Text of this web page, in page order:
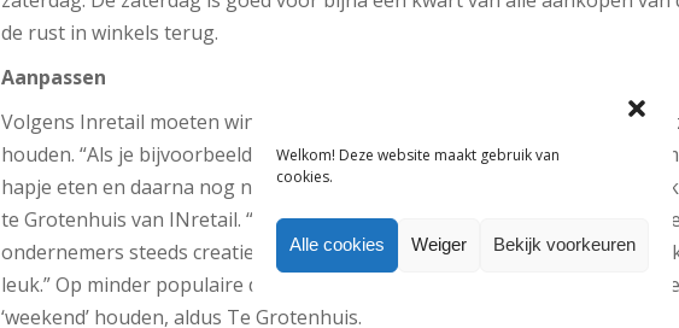
Welkom! Deze website maakt gebruik van
cookies.
Alle cookies Weiger Bekijk voorkeuren
de rust in winkels terug.
Aanpassen
Volgens Inretail moeten winkeliers de winkel op populaire dagen, zoals
houden. “Als je bijvoorbeeld de winkels tot 19.00 uur openhoudt, kunnen
hapje eten en daarna nog naar de film. Op die manier creëer je een
te Grotenhuis van INretail. “Er zijn zoveel kansen voor steden. In de
ondernemers steeds creatiever worden om klanten te trekken. En dat
leuk.” Op minder populaire dagen als maandag en dinsdag kunnen de
‘weekend’ houden, aldus Te Grotenhuis.